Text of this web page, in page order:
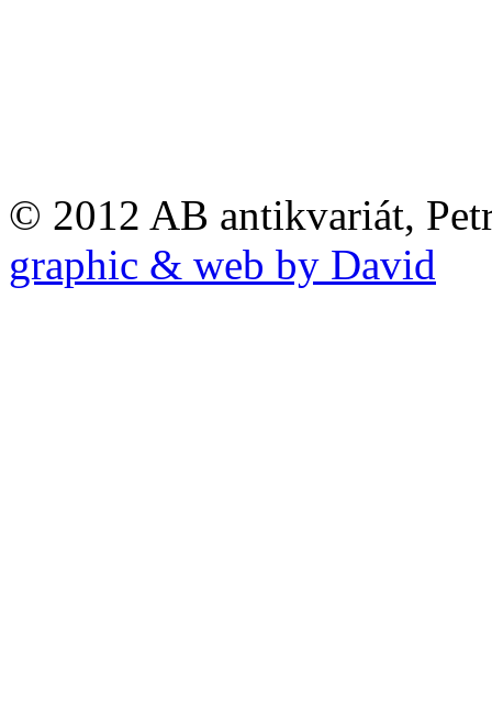
© 2012 AB antikvariát,
graphic & web by David